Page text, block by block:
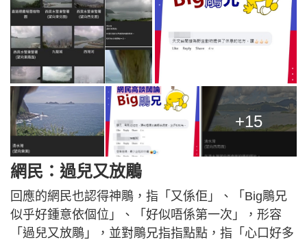
+15
網民：過兒又放鵰
回應的網民也認得神鵰，指「又係佢」、「Big鵰兄
似乎好鍾意依個位」、「好似唔係第一次」，形容
「過兒又放鵰」，並對鵰兄指指點點，指「心口好多